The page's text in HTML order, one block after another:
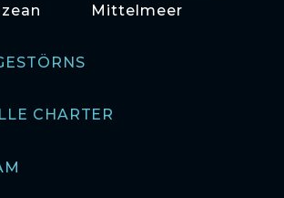
Mittelmeer
CHARTER